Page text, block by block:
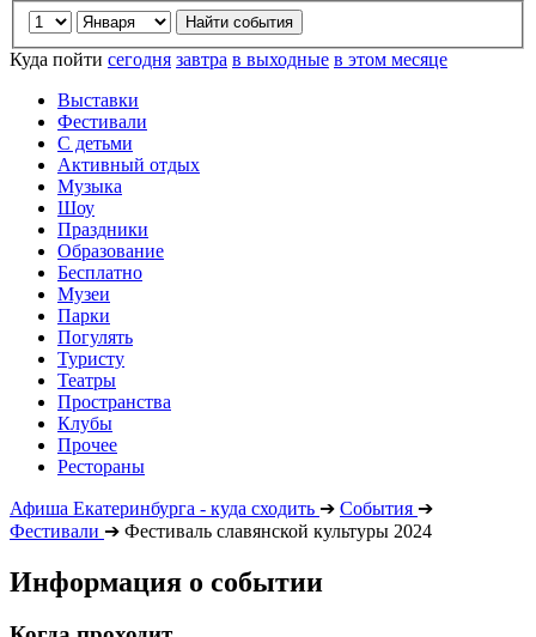
Куда пойти сегодня завтра в выходные в этом месяце
Выставки
Фестивали
С детьми
Активный отдых
Музыка
Шоу
Праздники
Образование
Бесплатно
Музеи
Парки
Погулять
Туристу
Театры
Пространства
Клубы
Прочее
Рестораны
Афиша Екатеринбурга - куда сходить ➔ События ➔
Фестивали ➔ Фестиваль славянской культуры 2024
Информация о событии